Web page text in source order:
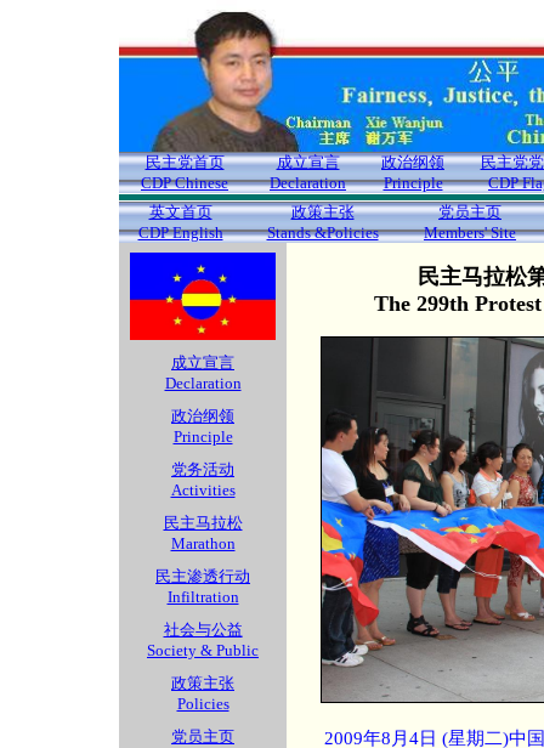
民主党首页
CDP Chinese
成立宣言
Declaration
政治纲领
Principle
民主党
CDP
英文首页
CDP English
政策主张
Stands &Policies
党员主页
Members' Site
成立宣言
Declaration
政治纲领
Principle
党务活动
Activities
民主马拉松
Marathon
民主渗透行动
Infiltration
社会与公益
Society & Public
政策主张
Policies
党员主页
民主马拉松
The 299th
2009年8月4日 (星期二)中